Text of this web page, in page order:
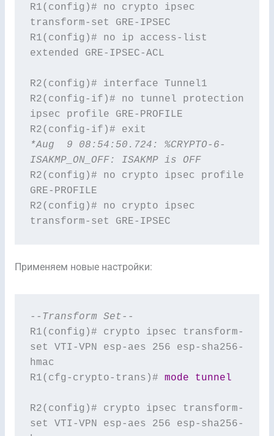
R1(config)# no crypto ipsec
transform-set GRE-IPSEC
R1(config)# no ip access-list
extended GRE-IPSEC-ACL
R2(config)# interface Tunnel1
R2(config-if)# no tunnel protection
ipsec profile GRE-PROFILE
*Aug  9 08:54:50.724: %CRYPTO-6-
ISAKMP_ON_OFF: ISAKMP is OFF
R2(config)# no crypto ipsec profile
GRE-PROFILE
R2(config)# no crypto ipsec
transform-set GRE-IPSEC
Применяем новые настройки:
--Transform Set--
R1(config)# crypto ipsec transform-
set VTI-VPN esp-aes 256 esp-sha256-
hmac
R1(cfg-crypto-trans)# mode tunnel
R2(config)# crypto ipsec transform-
set VTI-VPN esp-aes 256 esp-sha256-